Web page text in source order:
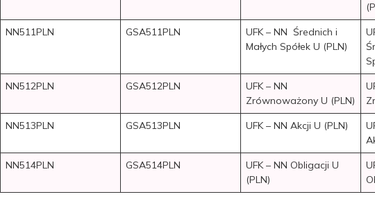
NN511PLN
GSA511PLN
UFK – NN Średnich i
Małych Spółek U (PLN)
NN512PLN
GSA512PLN
UFK – NN
Zrównoważony U (PLN)
NN513PLN
GSA513PLN UFK – NN Akcji U (PLN)
NN514PLN
GSA514PLN
UFK – NN Obligacji U
(PLN)